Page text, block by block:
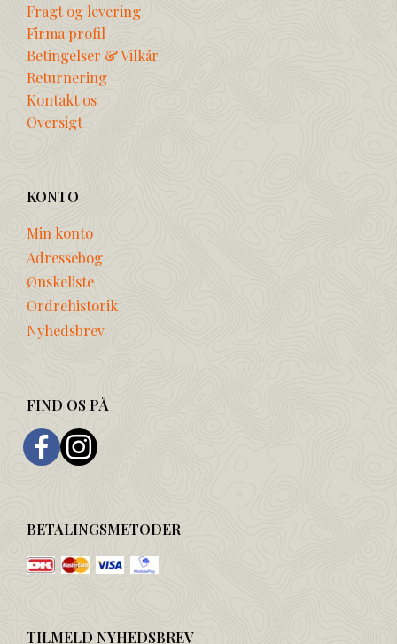
Fragt og levering
Firma profil
Betingelser & Vilkår
Returnering
Kontakt os
Oversigt
KONTO
Min konto
Adressebog
Ønskeliste
Ordrehistorik
Nyhedsbrev
FIND OS PÅ
BETALINGSMETODER
TILMELD NYHEDSBREV